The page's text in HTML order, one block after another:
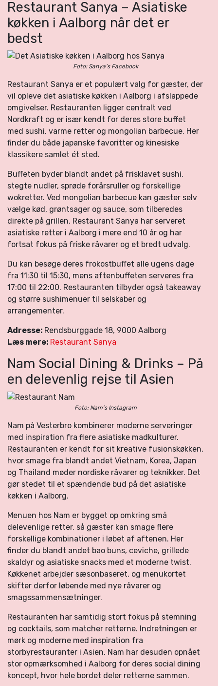
Restaurant Sanya – Asiatiske
køkken i Aalborg når det er
bedst
Foto: Sanya’s Facebook
Restaurant Sanya er et populært valg for gæster, der
vil opleve det asiatiske køkken i Aalborg i afslappede
omgivelser. Restauranten ligger centralt ved
Nordkraft og er især kendt for deres store buffet
med sushi, varme retter og mongolian barbecue. Her
finder du både japanske favoritter og kinesiske
klassikere samlet ét sted.
Buffeten byder blandt andet på frisklavet sushi,
stegte nudler, sprøde forårsruller og forskellige
wokretter. Ved mongolian barbecue kan gæster selv
vælge kød, grøntsager og sauce, som tilberedes
direkte på grillen. Restaurant Sanya har serveret
asiatiske retter i Aalborg i mere end 10 år og har
fortsat fokus på friske råvarer og et bredt udvalg.
Du kan besøge deres frokostbuffet alle ugens dage
fra 11:30 til 15:30, mens aftenbuffeten serveres fra
17:00 til 22:00. Restauranten tilbyder også takeaway
og større sushimenuer til selskaber og
arrangementer.
Adresse: Rendsburggade 18, 9000 Aalborg
Læs mere: Restaurant Sanya
Nam Social Dining & Drinks – På
en delevenlig rejse til Asien
Foto: Nam’s Instagram
Nam på Vesterbro kombinerer moderne serveringer
med inspiration fra flere asiatiske madkulturer.
Restauranten er kendt for sit kreative fusionskøkken,
hvor smage fra blandt andet Vietnam, Korea, Japan
og Thailand møder nordiske råvarer og teknikker. Det
gør stedet til et spændende bud på det asiatiske
køkken i Aalborg.
Menuen hos Nam er bygget op omkring små
delevenlige retter, så gæster kan smage flere
forskellige kombinationer i løbet af aftenen. Her
finder du blandt andet bao buns, ceviche, grillede
skaldyr og asiatiske snacks med et moderne twist.
Køkkenet arbejder sæsonbaseret, og menukortet
skifter derfor løbende med nye råvarer og
smagssammensætninger.
Restauranten har samtidig stort fokus på stemning
og cocktails, som matcher retterne. Indretningen er
mørk og moderne med inspiration fra
storbyrestauranter i Asien. Nam har desuden opnået
stor opmærksomhed i Aalborg for deres social dining
koncept, hvor hele bordet deler retterne sammen.